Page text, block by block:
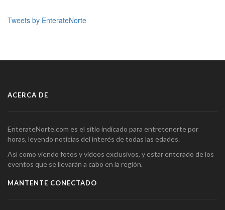
Tweets by EnterateNorte
ACERCA DE
EnterateNorte.com es el sitio indicado para entretenerte por
horas, leyendo noticias del interés de todas las edades.
Así como viendo fotos y videos exclusivos, y estar enterado de los
eventos que se llevarán a cabo en la región.
MANTENTE CONECTADO